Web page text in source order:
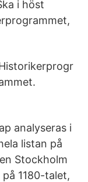
i höst
analyseras i
listan på
Stockholm
1180-talet,